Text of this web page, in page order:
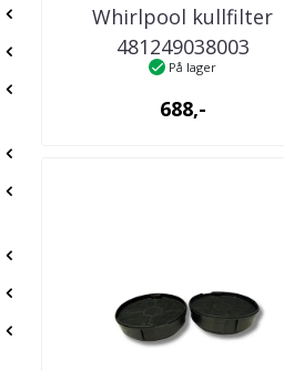
Whirlpool kullfilter
481249038003
kjøkkenventilator
På lager
688,-